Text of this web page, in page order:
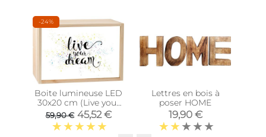
-24%
Boite lumineuse LED
30x20 cm (Live your
dream)
59,90 € 45,52 €
Lettres en bois à
poser HOME
19,90 €